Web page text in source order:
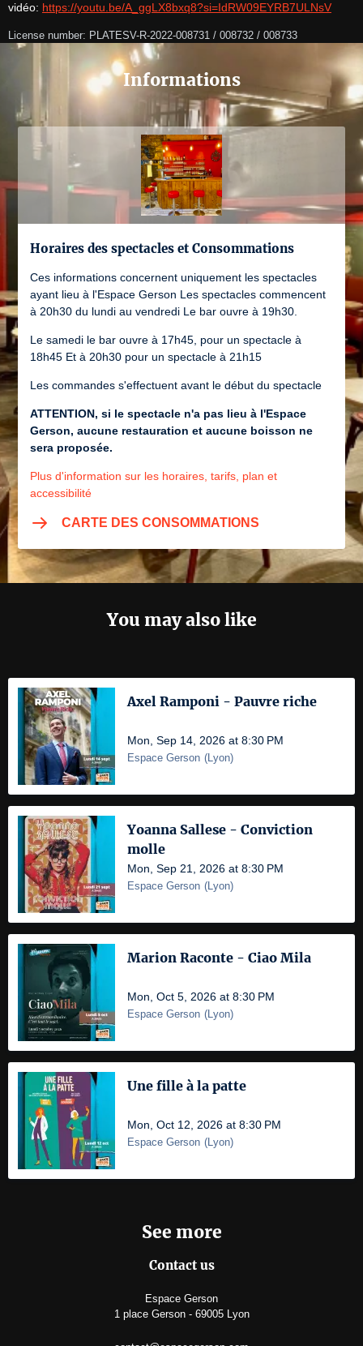
vidéo: https://youtu.be/A_ggLX8bxq8?si=IdRW09EYRB7ULNsV
License number: PLATESV-R-2022-008731 / 008732 / 008733
You may also like
Axel Ramponi - Pauvre riche
Mon, Sep 14, 2026 at 8:30 PM
Espace Gerson (Lyon)
Yoanna Sallese - Conviction
molle
Mon, Sep 21, 2026 at 8:30 PM
Espace Gerson (Lyon)
Marion Raconte - Ciao Mila
Mon, Oct 5, 2026 at 8:30 PM
Espace Gerson (Lyon)
Une fille à la patte
Mon, Oct 12, 2026 at 8:30 PM
Espace Gerson (Lyon)
Informations
Horaires des spectacles et Consommations
Ces informations concernent uniquement les spectacles
ayant lieu à l'Espace Gerson Les spectacles commencent
à 20h30 du lundi au vendredi Le bar ouvre à 19h30.
Le samedi le bar ouvre à 17h45, pour un spectacle à
18h45 Et à 20h30 pour un spectacle à 21h15
Les commandes s'effectuent avant le début du spectacle
ATTENTION, si le spectacle n'a pas lieu à l'Espace
Gerson, aucune restauration et aucune boisson ne
sera proposée.
Plus d'information sur les horaires, tarifs, plan et
accessibilité
CARTE DES CONSOMMATIONS
See more
Contact us
Espace Gerson
1 place Gerson - 69005 Lyon